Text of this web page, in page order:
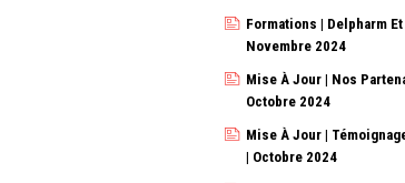
Formations | Delpharm Et
Novembre 2024
Mise À Jour | Nos
Octobre 2024
Mise À Jour |
| Octobre 2024